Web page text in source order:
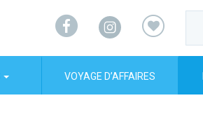
Facebook
Instagram
VOYAGE D’AFFAIRES